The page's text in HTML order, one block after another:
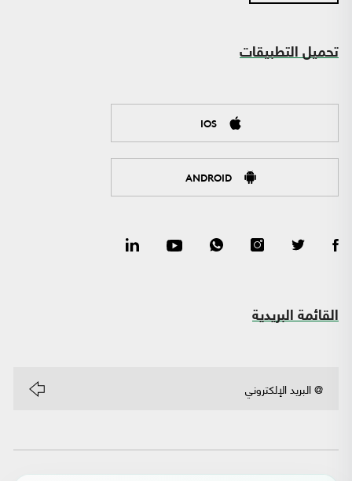
تحميل التطبيقات
IOS
ANDROID
القائمة البريدية